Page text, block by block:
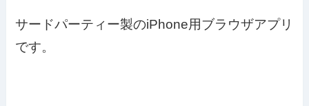
サードパーティー製のiPhone用ブラウザアプリ
です。